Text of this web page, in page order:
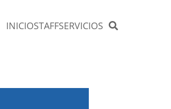
INICIOSTAFFSERVICIOS